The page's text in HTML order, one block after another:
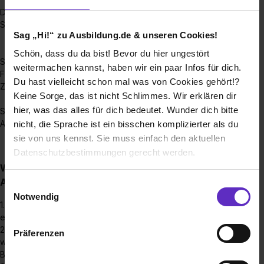
Sag „Hi!“ zu Ausbildung.de & unseren Cookies!
Schön, dass du da bist! Bevor du hier ungestört
weitermachen kannst, haben wir ein paar Infos für dich.
Du hast vielleicht schon mal was von Cookies gehört!?
Keine Sorge, das ist nicht Schlimmes. Wir erklären dir
hier, was das alles für dich bedeutet. Wunder dich bitte
nicht, die Sprache ist ein bisschen komplizierter als du
sie von uns kennst. Sie muss einfach den aktuellen
Datenschutzbestimmungen gerecht werden.
Benutzung der Webseite getroffenen Einstellungen zu
Einwilligungsauswahl
Notwendig
Präferenzen
Duales Studium Informatik B.Sc. (m/w/d); Ludwigsburg,
Stuttgart
Studium zum Bachelor of Arts Betriebswirtschaftslehre,
Fachrichtung Wirtschaftsinformatik (m/w/d), Schwalmstadt-
Ziegenhain
Studium zum Bachelor of Science Wirtschaftsinformatik -
Application Management (m/w/d); Ludwigsburg, Stuttgart
Wie sieht der Bewerbungsprozess für eine
Ausbildungsstelle bei Ihnen aus?
1. Sie finden eine geeignete Stelle auf unserer Website oder
einem anderen Portal wie zum Beispiel ausbildung.de.
2. Für die Bewerbung werden folgende Unterlagen benötigt,
welche Sie vorab vorbereiten sollten: Anschreiben /
Bewerbungsschreiben, aktuellen Lebenslauf, letzte 3